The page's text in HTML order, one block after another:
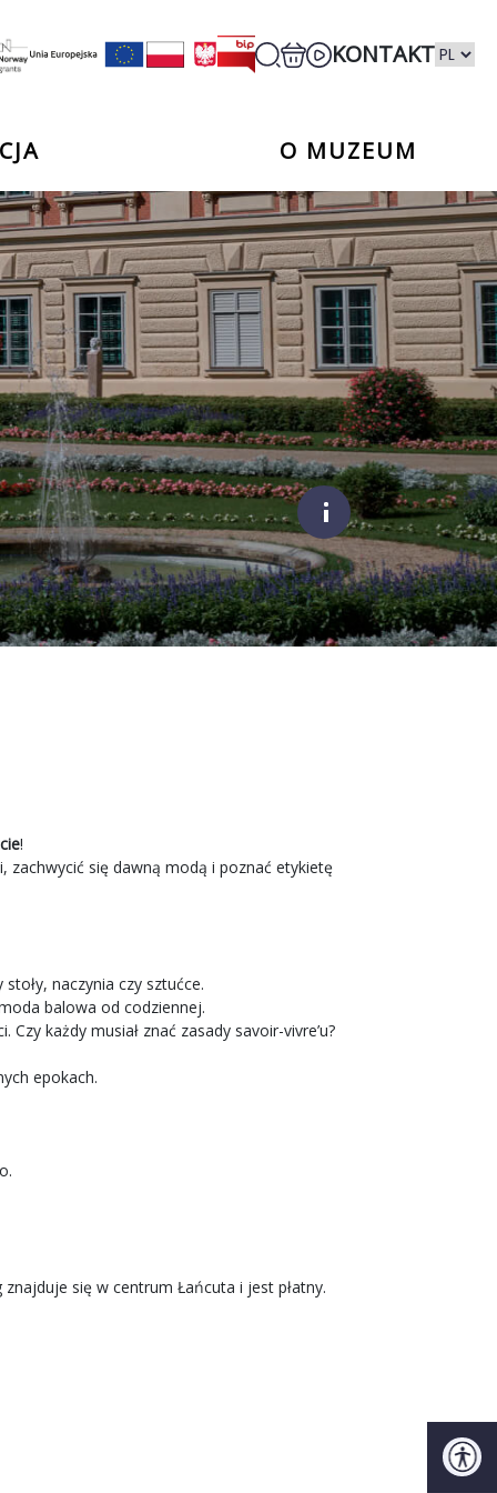
KONTAKT
O MUZEUM
;
!
zachwycić się dawną modą i poznać etykietę
naczynia czy sztućce.
balowa od codziennej.
każdy musiał znać zasady savoir-vivre’u?
epokach.
się w centrum Łańcuta i jest płatny.